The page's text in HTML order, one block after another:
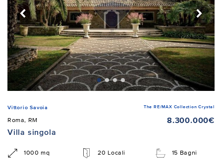
Vittorio Savoia The RE/MAX Collection Crystal
Roma, RM
8.300.000€
Villa singola
1000 mq 20 Locali 15 Bagni